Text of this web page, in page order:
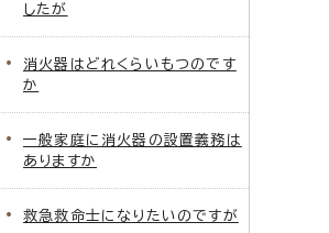
したが
消火器はどれくらいもつのです
か
一般家庭に消火器の設置義務は
ありますか
救急救命士になりたいのですが